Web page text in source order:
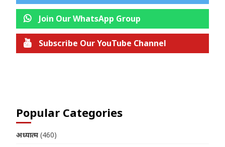
Join Our WhatsApp Group
Subscribe Our YouTube Channel
Popular Categories
अध्यात्म (460)